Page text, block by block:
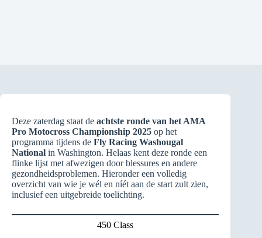
Deze zaterdag staat de achtste ronde van het AMA
Pro Motocross Championship 2025 op het
programma tijdens de Fly Racing Washougal
National in Washington. Helaas kent deze ronde een
flinke lijst met afwezigen door blessures en andere
gezondheidsproblemen. Hieronder een volledig
overzicht van wie je wél en níét aan de start zult zien,
inclusief een uitgebreide toelichting.
450 Class